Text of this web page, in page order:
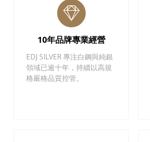
10年品牌專業經營
EDJ SILVER 專注白鋼與純銀
領域已逾十年，持續以高規
格嚴格品質控管。